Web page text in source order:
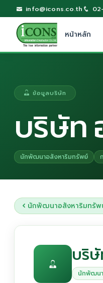
info@icons.co.th
หน้าหลัก
ข้อมูลบริษัท
บริษัท
นักพัฒนาอสังหาริมทรัพย์
นักพัฒนาอสังหาริมทรั
บริษั
นักพัฒน